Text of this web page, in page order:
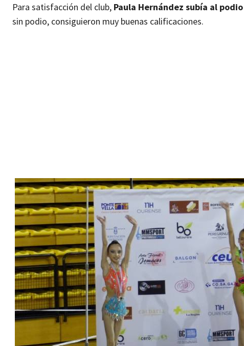
Para satisfacción del club, Paula Hernández subía al podio
sin podio, consiguieron muy buenas calificaciones.